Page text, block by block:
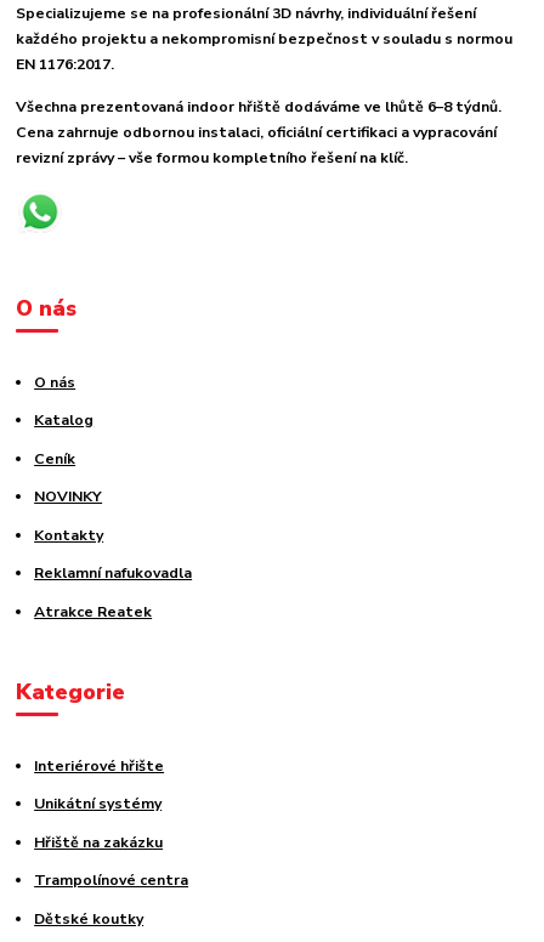
Specializujeme se na profesionální 3D návrhy, individuální řešení
každého projektu a nekompromisní bezpečnost v souladu s normou
EN 1176:2017.
Všechna prezentovaná indoor hřiště dodáváme ve lhůtě 6–8 týdnů.
Cena zahrnuje odbornou instalaci, oficiální certifikaci a vypracování
revizní zprávy – vše formou kompletního řešení na klíč.
O nás
O nás
Katalog
Ceník
NOVINKY
Kontakty
Reklamní nafukovadla
Atrakce Reatek
Kategorie
Interiérové hřište
Unikátní systémy
Hřiště na zakázku
Trampolínové centra
Dětské koutky